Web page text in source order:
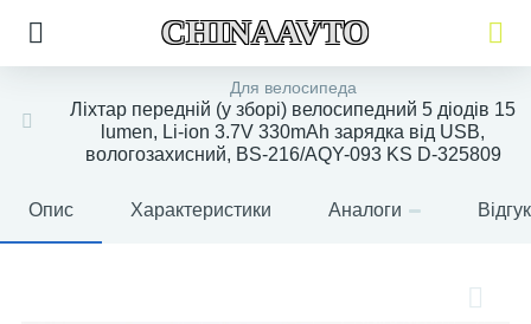
CHINAAVTO
Для велосипеда
Ліхтар передній (у зборі) велосипедний 5 діодів 15
lumen, Li-ion 3.7V 330mAh зарядка від USB,
вологозахисний, BS-216/АQY-093 KS D-325809
Опис Характеристики Аналоги